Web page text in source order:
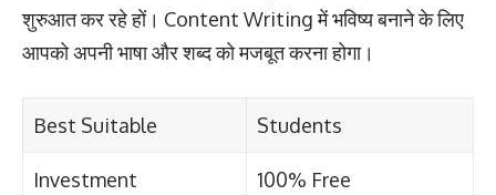
शुरुआत कर रहे हों। Content Writing में भविष्य बनाने के लिए
आपको अपनी भाषा और शब्द को मजबूत करना होगा।
Best Suitable Students
Investment 100% Free